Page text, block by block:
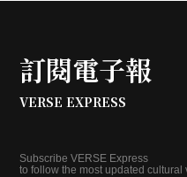
訂閱電子報
VERSE EXPRESS
Subscribe VERSE Express
to follow the most updated cultural